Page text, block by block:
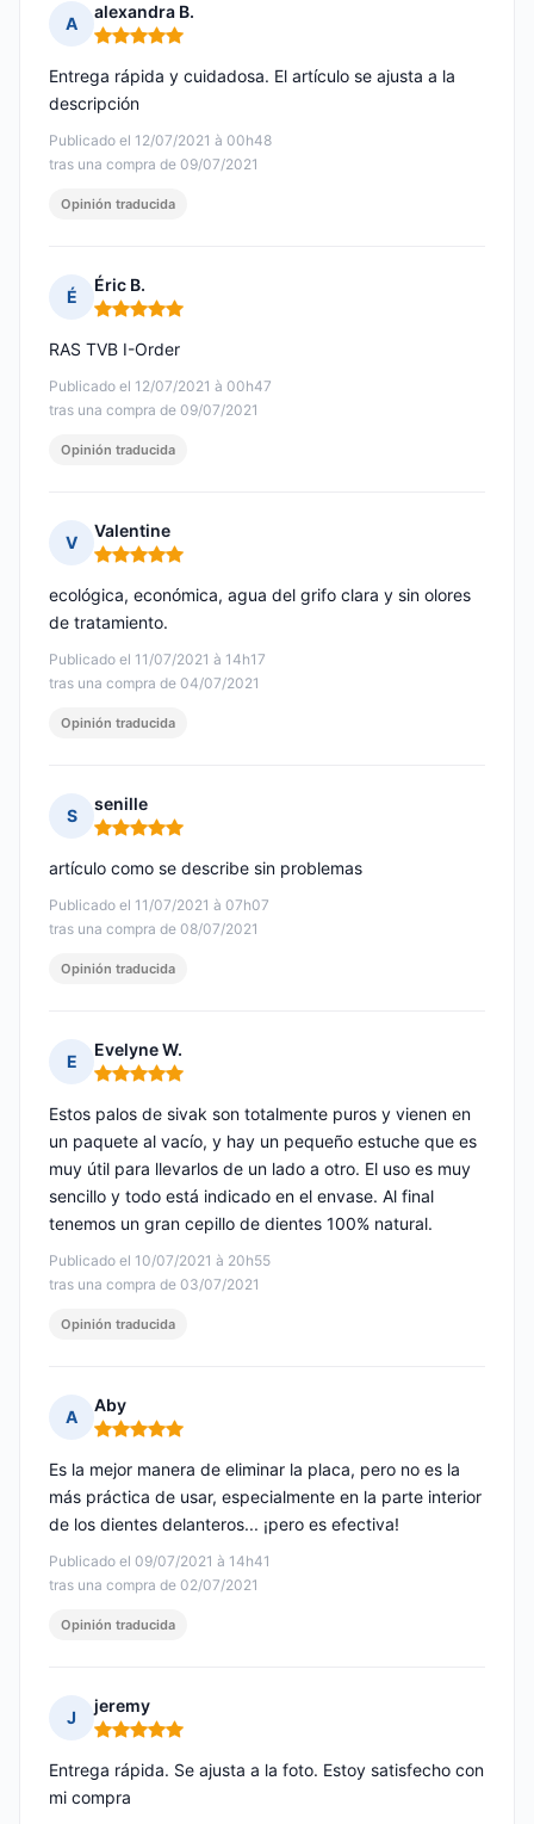
A
alexandra B.
Nota: 5 de 5
Publicado el 12/07/2021 à 00h48
tras una compra de 09/07/2021
Entrega rápida y cuidadosa. El artículo se ajusta a la
descripción
Opinión traducida
É
Éric B.
Nota: 5 de 5
Publicado el 12/07/2021 à 00h47
tras una compra de 09/07/2021
RAS TVB I-Order
Opinión traducida
V
Valentine
Nota: 5 de 5
Publicado el 11/07/2021 à 14h17
tras una compra de 04/07/2021
ecológica, económica, agua del grifo clara y sin olores
de tratamiento.
Opinión traducida
S
senille
Nota: 5 de 5
Publicado el 11/07/2021 à 07h07
tras una compra de 08/07/2021
artículo como se describe sin problemas
Opinión traducida
E
Evelyne W.
Nota: 5 de 5
Publicado el 10/07/2021 à 20h55
tras una compra de 03/07/2021
Estos palos de sivak son totalmente puros y vienen en
un paquete al vacío, y hay un pequeño estuche que es
muy útil para llevarlos de un lado a otro. El uso es muy
sencillo y todo está indicado en el envase. Al final
tenemos un gran cepillo de dientes 100% natural.
Opinión traducida
A
Aby
Nota: 5 de 5
Publicado el 09/07/2021 à 14h41
tras una compra de 02/07/2021
Es la mejor manera de eliminar la placa, pero no es la
más práctica de usar, especialmente en la parte interior
de los dientes delanteros... ¡pero es efectiva!
Opinión traducida
J
jeremy
Nota: 5 de 5
Entrega rápida. Se ajusta a la foto. Estoy satisfecho con
mi compra